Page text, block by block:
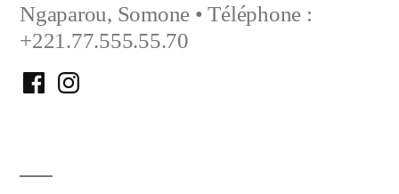
Ngaparou, Somone • Téléphone :
+221.77.555.55.70
FacebookInstagram